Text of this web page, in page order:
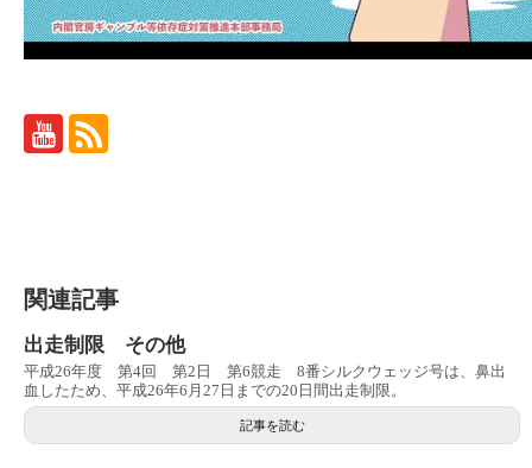
関連記事
出走制限 その他
平成26年度 第4回 第2日 第6競走 8番シルクウェッジ号は、鼻出
血したため、平成26年6月27日までの20日間出走制限。
記事を読む